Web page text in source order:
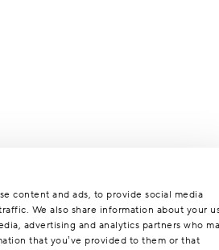
content and ads, to provide social media
We also share information about your
advertising and analytics partners who
that you’ve provided to them or that